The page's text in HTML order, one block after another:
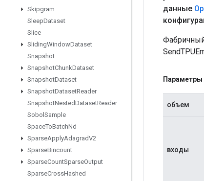
Skipgram
SleepDataset
Slice
SlidingWindowDataset
Snapshot
SnapshotChunkDataset
SnapshotDataset
SnapshotDatasetReader
SnapshotNestedDatasetReader
Sobol Sample
SpaceToBatchNd
SparseApplyAdagradV2
SparseBincount
SparseCountSparseOutput
SparseCrossHashed
данные
Параметры
объем
входы